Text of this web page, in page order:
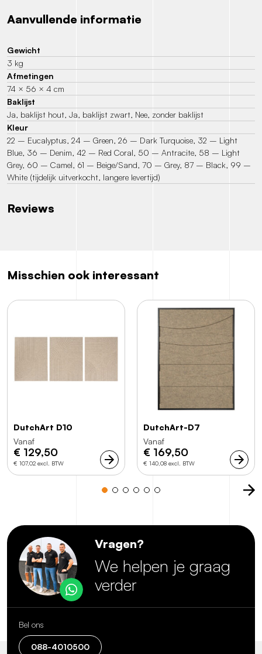
Aanvullende informatie
Gewicht
3 kg
Afmetingen
74 × 56 × 4 cm
Baklijst
Ja, baklijst hout, Ja, baklijst zwart, Nee, zonder baklijst
Kleur
22 – Eucalyptus, 24 – Green, 26 – Dark Turquoise, 32 – Light
Blue, 36 – Denim, 42 – Red Coral, 50 – Antracite, 58 – Light
Grey, 60 – Camel, 61 – Beige/Sand, 70 – Grey, 87 – Black, 99 –
White (tijdelijk uitverkocht, langere levertijd)
Reviews
Misschien ook interessant
DutchArt D10
Vanaf
€ 129,50
€ 107,02 excl. BTW
DutchArt-D7
Vanaf
€ 169,50
€ 140,08 excl. BTW
Vragen?
We helpen je graag
verder
Bel ons
088-4010500